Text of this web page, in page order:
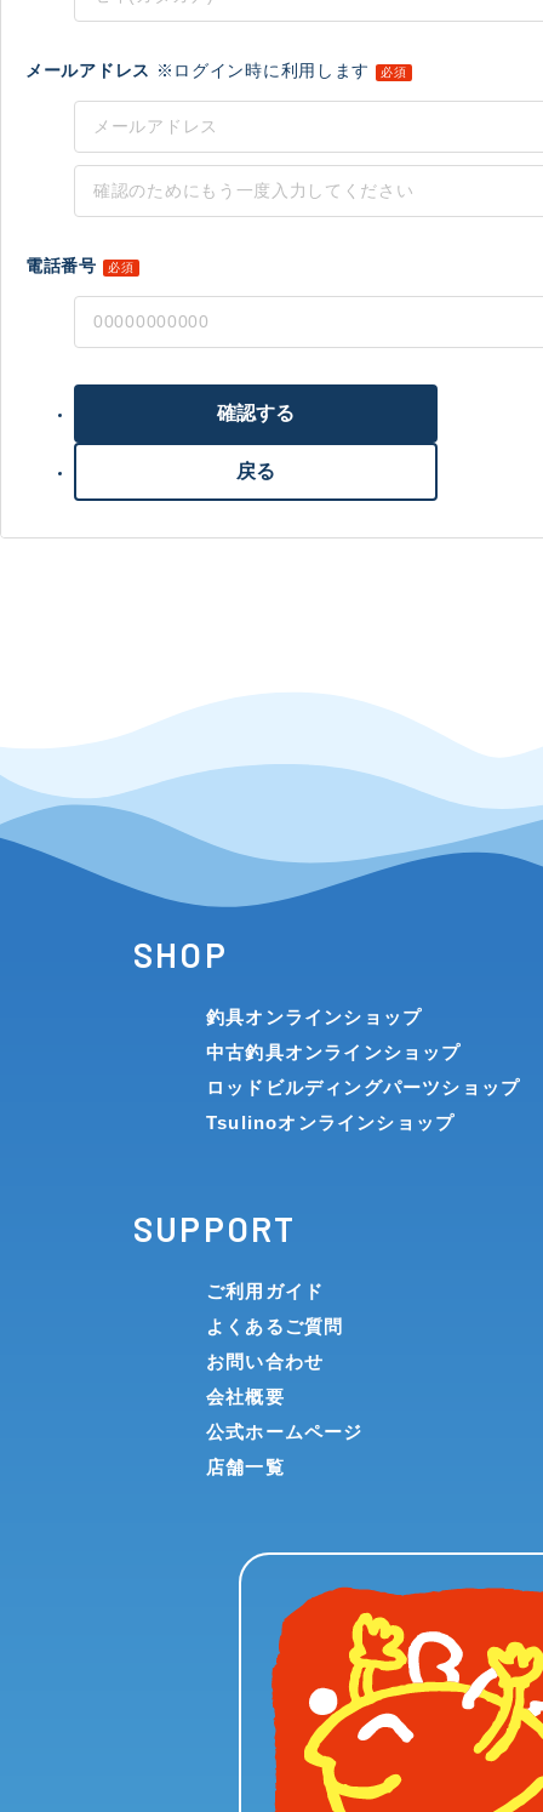
メールアドレス ※ログイン時に利用します 必須
電話番号 必須
戻る
確認する
SHOP
釣具オンラインショップ
中古釣具オンラインショップ
ロッドビルディングパーツショップ
Tsulinoオンラインショップ
SUPPORT
ご利用ガイド
よくあるご質問
お問い合わせ
会社概要
公式ホームページ
店舗一覧